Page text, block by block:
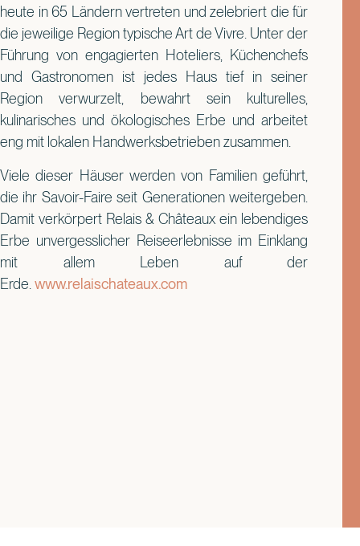
heute in 65 Ländern vertreten und zelebriert die für
die jeweilige Region typische Art de Vivre. Unter der
Führung von engagierten Hoteliers, Küchenchefs
und Gastronomen ist jedes Haus tief in seiner
Region verwurzelt, bewahrt sein kulturelles,
kulinarisches und ökologisches Erbe und arbeitet
eng mit lokalen Handwerksbetrieben zusammen.
Viele dieser Häuser werden von Familien geführt,
die ihr Savoir-Faire seit Generationen weitergeben.
Damit verkörpert Relais & Châteaux ein lebendiges
Erbe unvergesslicher Reiseerlebnisse im Einklang
mit allem Leben auf der
Erde. www.relaischateaux.com